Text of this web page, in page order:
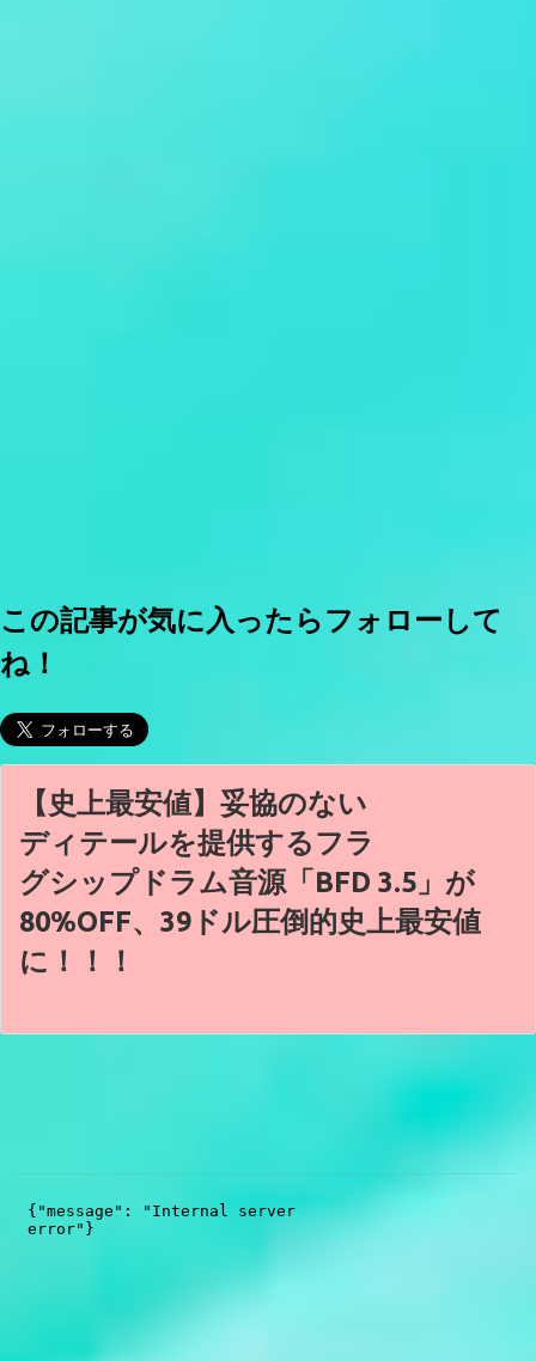
この記事が気に入ったらフォローして
ね！
【史上最安値】妥協のない
ディテールを提供するフラ
グシップドラム音源「BFD 3.5」が
80%OFF、39ドル圧倒的史上最安値
に！！！